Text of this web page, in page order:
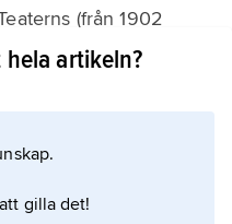
(från 1902
Schiller),
samt nya
artikeln?
gilla det!